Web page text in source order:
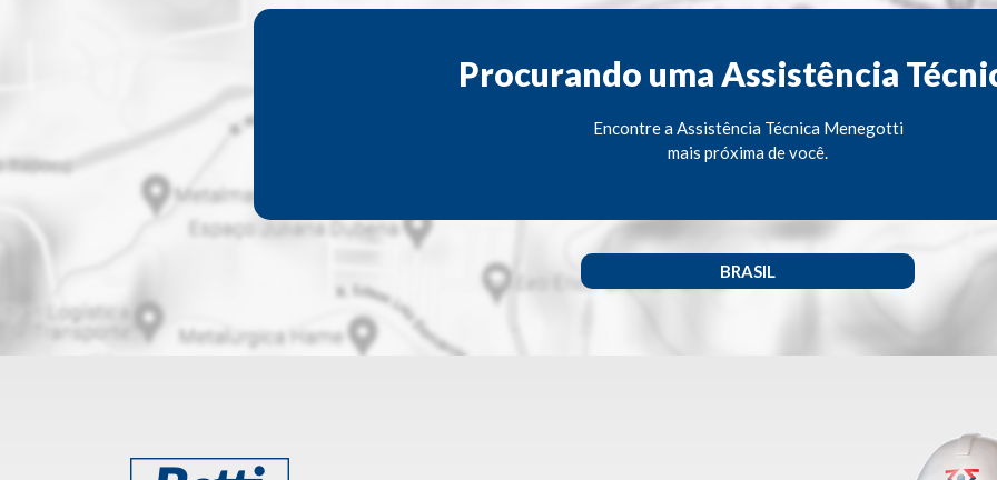
Procurando uma Assistência
Encontre a Assistência Técnica Menegotti
mais próxima de você.
BRASIL